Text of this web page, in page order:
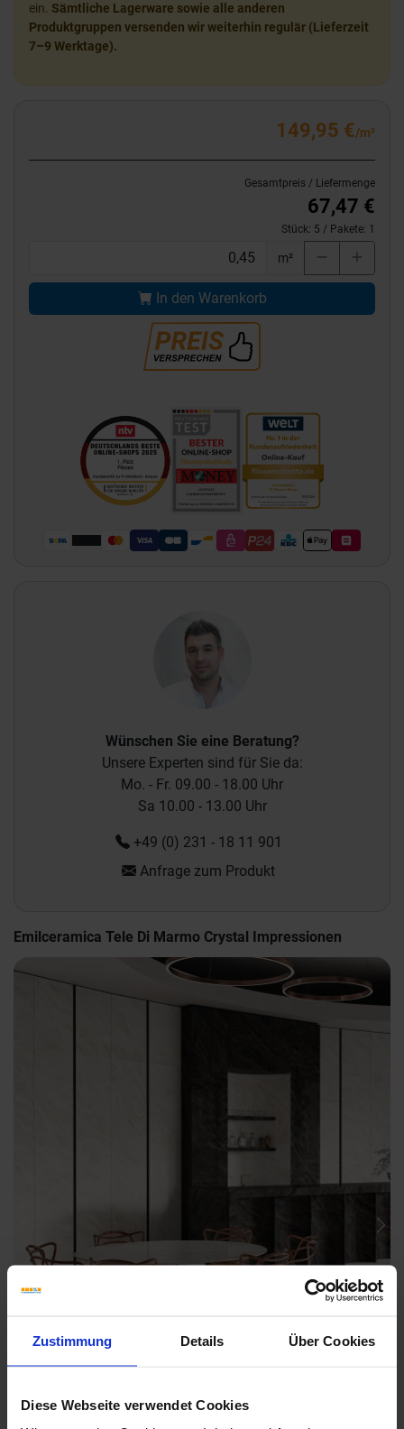
Zustimmung Details Über Cookies
Diese Webseite verwendet Cookies
ein. Sämtliche Lagerware sowie alle anderen
Produktgruppen versenden wir weiterhin regulär (Lieferzeit
7–9 Werktage).
149,95 €/m²
Gesamtpreis / Liefermenge
67,47 €
Stück: 5 / Pakete: 1
m²
In den Warenkorb
Wünschen Sie eine Beratung?
Unsere Experten sind für Sie da:
Mo. - Fr. 09.00 - 18.00 Uhr
Sa 10.00 - 13.00 Uhr
+49 (0) 231 - 18 11 901
Anfrage zum Produkt
Emilceramica Tele Di Marmo Crystal Impressionen